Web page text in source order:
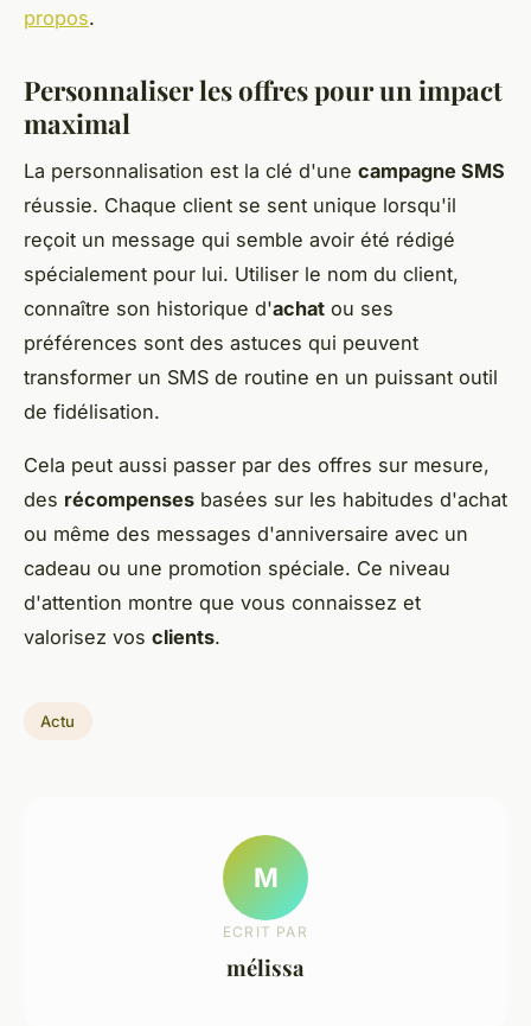
propos.
Personnaliser les offres pour un impact
maximal
La personnalisation est la clé d'une campagne SMS
réussie. Chaque client se sent unique lorsqu'il
reçoit un message qui semble avoir été rédigé
spécialement pour lui. Utiliser le nom du client,
connaître son historique d'achat ou ses
préférences sont des astuces qui peuvent
transformer un SMS de routine en un puissant outil
de fidélisation.
Cela peut aussi passer par des offres sur mesure,
des récompenses basées sur les habitudes d'achat
ou même des messages d'anniversaire avec un
cadeau ou une promotion spéciale. Ce niveau
d'attention montre que vous connaissez et
valorisez vos clients.
Actu
M
ECRIT PAR
mélissa